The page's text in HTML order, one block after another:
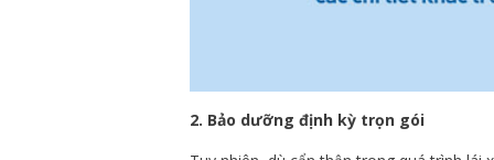
2. Bảo dưỡng định kỳ trọn gói